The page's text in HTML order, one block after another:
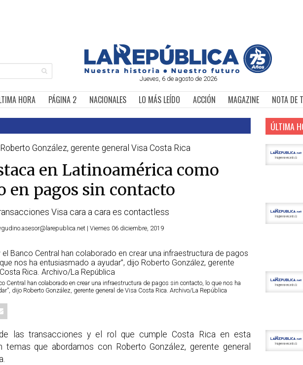
Jueves, 6 de agosto de 2026
HORA PÁGINA 2 NACIONALES LO MÁS LEÍDO ACCIÓN MAGAZINE NOTA DE
González, gerente general Visa Costa Rica
en Latinoamérica como
en pagos sin contacto
Visa cara a cara es contactless
| Viernes 06 diciembre, 2019
Central han colaborado en crear una infraestructura de pagos sin contacto, lo que nos ha
dijo Roberto González, gerente general de Visa Costa Rica. Archivo/La República
las transacciones y el rol que cumple Costa Rica en esta
temas que abordamos con Roberto González, gerente general
ÚLTIMA